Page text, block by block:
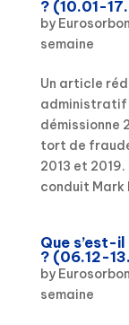
? (10.01-
by
semaine
Un article
administratif
démissionne
tort de
2013 et
conduit Mark
Que s’est-
? (06.12-
by
semaine